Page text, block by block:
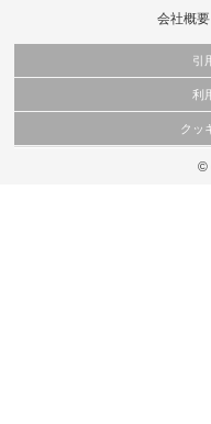
会社概要
引
当サイトで公開されている情報（文
これらの情報を権利者の許可なく無
利
当サイトに掲載している内容はすべ
弊社の見解・ 意見ではないことをご
クッ
このサイトでは Cookie を使用して©